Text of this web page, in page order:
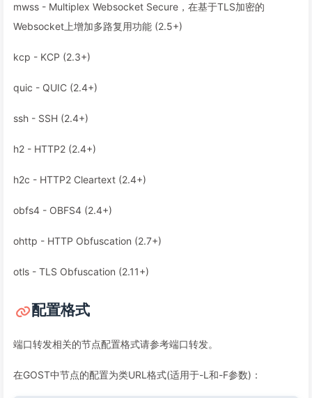
mwss - Multiplex Websocket Secure，在基于TLS加密的
Websocket上增加多路复用功能 (2.5+)
kcp - KCP (2.3+)
quic - QUIC (2.4+)
ssh - SSH (2.4+)
h2 - HTTP2 (2.4+)
h2c - HTTP2 Cleartext (2.4+)
obfs4 - OBFS4 (2.4+)
ohttp - HTTP Obfuscation (2.7+)
otls - TLS Obfuscation (2.11+)
配置格式
端口转发相关的节点配置格式请参考端口转发。
在GOST中节点的配置为类URL格式(适用于-L和-F参数)：